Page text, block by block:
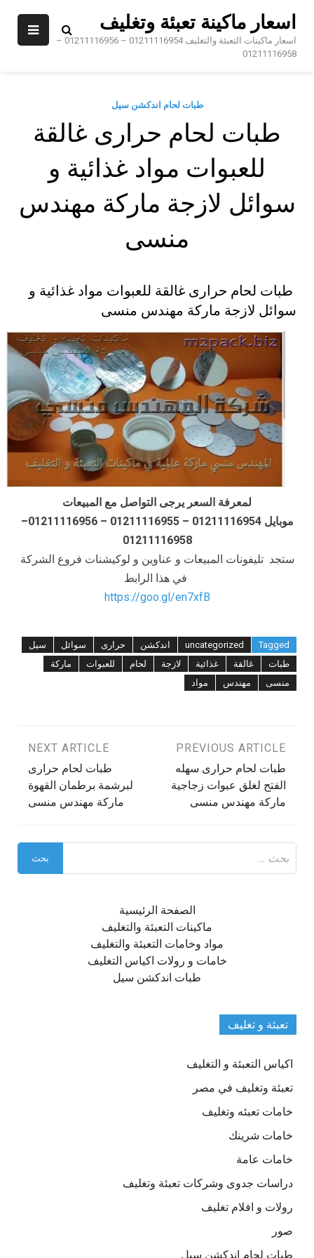
اسعار ماكينة تعبئة وتغليف
اسعار ماكينات التعبئة والتغليف 01211116954 – 01211116956 –
01211116958
طبات لحام اندكشن سيل
طبات لحام حرارى غالقة
للعبوات مواد غذائية و
سوائل لازجة ماركة مهندس
منسى
طبات لحام حرارى غالقة للعبوات مواد غذائية و
سوائل لازجة ماركة مهندس منسى
لمعرفة السعر يرجى التواصل مع المبيعات
موبايل 01211116954 – 01211116955 – 01211116956–
01211116958
ستجد تليفونات المبيعات و عناوين و لوكيشنات فروع الشركة
في هذا الرابط
https://goo.gl/en7xfB
Tagged
uncategorized اندكشن حرارى سوائل
سيل
طبات
غالقة غذائية لازجة لحام للعبوات
ماركة
منسى
مهندس مواد
تصفّح
المقالات
PREVIOUS ARTICLE
طبات لحام حرارى سهله
الفتح لغلق عبوات زجاجية
ماركة مهندس منسى
NEXT ARTICLE
طبات لحام حرارى
لبرشمة برطمان القهوة
ماركة مهندس منسى
عن:
الصفحة الرئيسية
ماكينات التعبئة والتغليف
مواد وخامات التعبئة والتغليف
خامات و رولات اكياس التغليف
طبات اندكشن سيل
تعبئة و تغليف
اكياس التعبئة و التغليف
تعبئة وتغليف في مصر
خامات تعبئه وتغليف
خامات شرينك
خامات عامة
دراسات جدوى وشركات تعبئة وتغليف
رولات و افلام تغليف
صور
طبات لحام اندكشن سيل